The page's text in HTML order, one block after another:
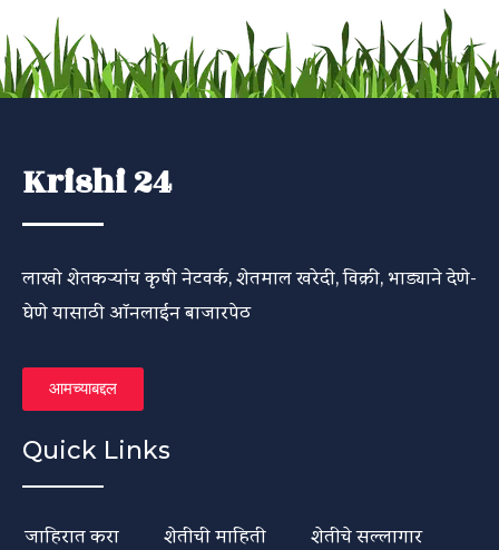
Krishi 24
लाखो शेतकऱ्यांच कृषी नेटवर्क, शेतमाल खरेदी, विक्री, भाड्याने देणे-
घेणे यासाठी ऑनलाईन बाजारपेठ
आमच्याबद्दल
Quick Links
जाहिरात करा शेतीची माहिती शेतीचे सल्लागार